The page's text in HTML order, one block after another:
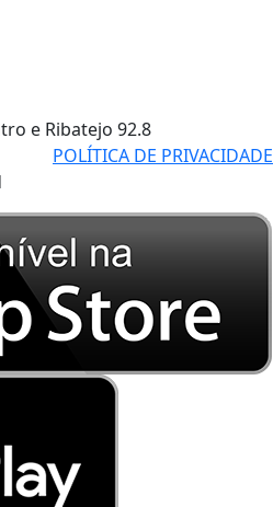
e Ribatejo 92.8
POLÍTICA DE PRIVACIDADE